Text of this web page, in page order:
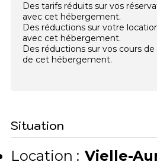
Des tarifs réduits sur vos
avec cet hébergement.
Des réductions sur votre
avec cet hébergement.
Des réductions sur vos cours
de cet hébergement.
Situation
Location : Vielle-